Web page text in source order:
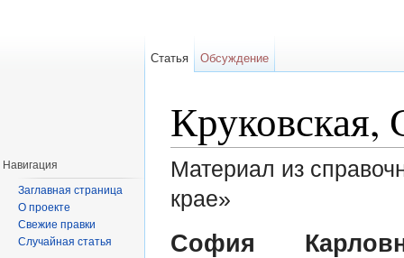
Круковская,
Материал из
крае»
София
Статья Обсуждение
Навигация
Заглавная страница
О проекте
Свежие правки
Случайная статья